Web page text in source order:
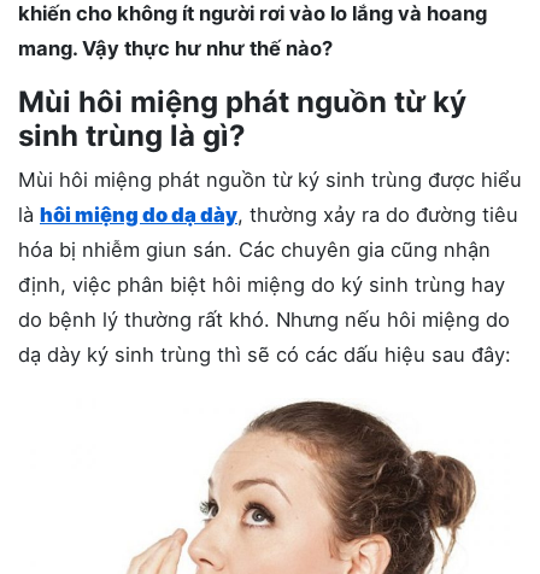
khiến cho không ít người rơi vào lo lắng và hoang
mang. Vậy thực hư như thế nào?
Mùi hôi miệng phát nguồn từ ký
sinh trùng là gì?
Mùi hôi miệng phát nguồn từ ký sinh trùng được hiểu
là hôi miệng do dạ dày, thường xảy ra do đường tiêu
hóa bị nhiễm giun sán. Các chuyên gia cũng nhận
định, việc phân biệt hôi miệng do ký sinh trùng hay
do bệnh lý thường rất khó. Nhưng nếu hôi miệng do
dạ dày ký sinh trùng thì sẽ có các dấu hiệu sau đây: